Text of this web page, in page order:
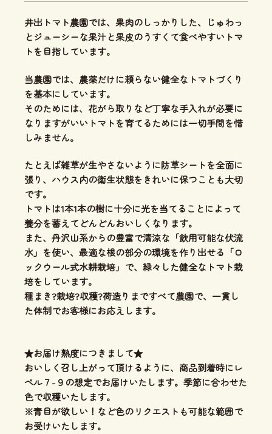
井出トマト農園では、 果肉のしっかりした、じゅわっ
とジューシーな果汁と果皮のうすくて食べやすいトマ
トを目指しています。
当農園では、 農薬だけに頼らない健全なトマトづくり
を基本にしています。
そのためには、花がら取りなど丁寧な手入れが必要に
なりますがいいトマトを育てるためには一切手間を惜
しみません。
たとえば雑草が生やさないように防草シートを全面に
張り、ハウス内の衛生状態をきれいに保つことも大切
です。
トマトは1本1本の樹に十分に光を当てることによって
養分を蓄えてどんどんおいしくなります。
また、丹沢山系からの豊富で清涼な「飲用可能な伏流
水」を使い、 最適な根の部分の環境を作り出せる「ロ
ックウール式水耕栽培」 で、緑々した健全なトマト栽
培をしています。
種まき?栽培?収穫?荷造りまですべて農園で、一貫し
た体制でお客様にお応えします。
★お届け熟度につきまして★
おいしく召し上がって頂けるように、商品到着時にレ
ベル７-９の想定でお届けいたします。季節に合わせた
色で収穫いたします。
※青目が欲しい！など色のリクエストも可能な範囲で
お受けいたします。